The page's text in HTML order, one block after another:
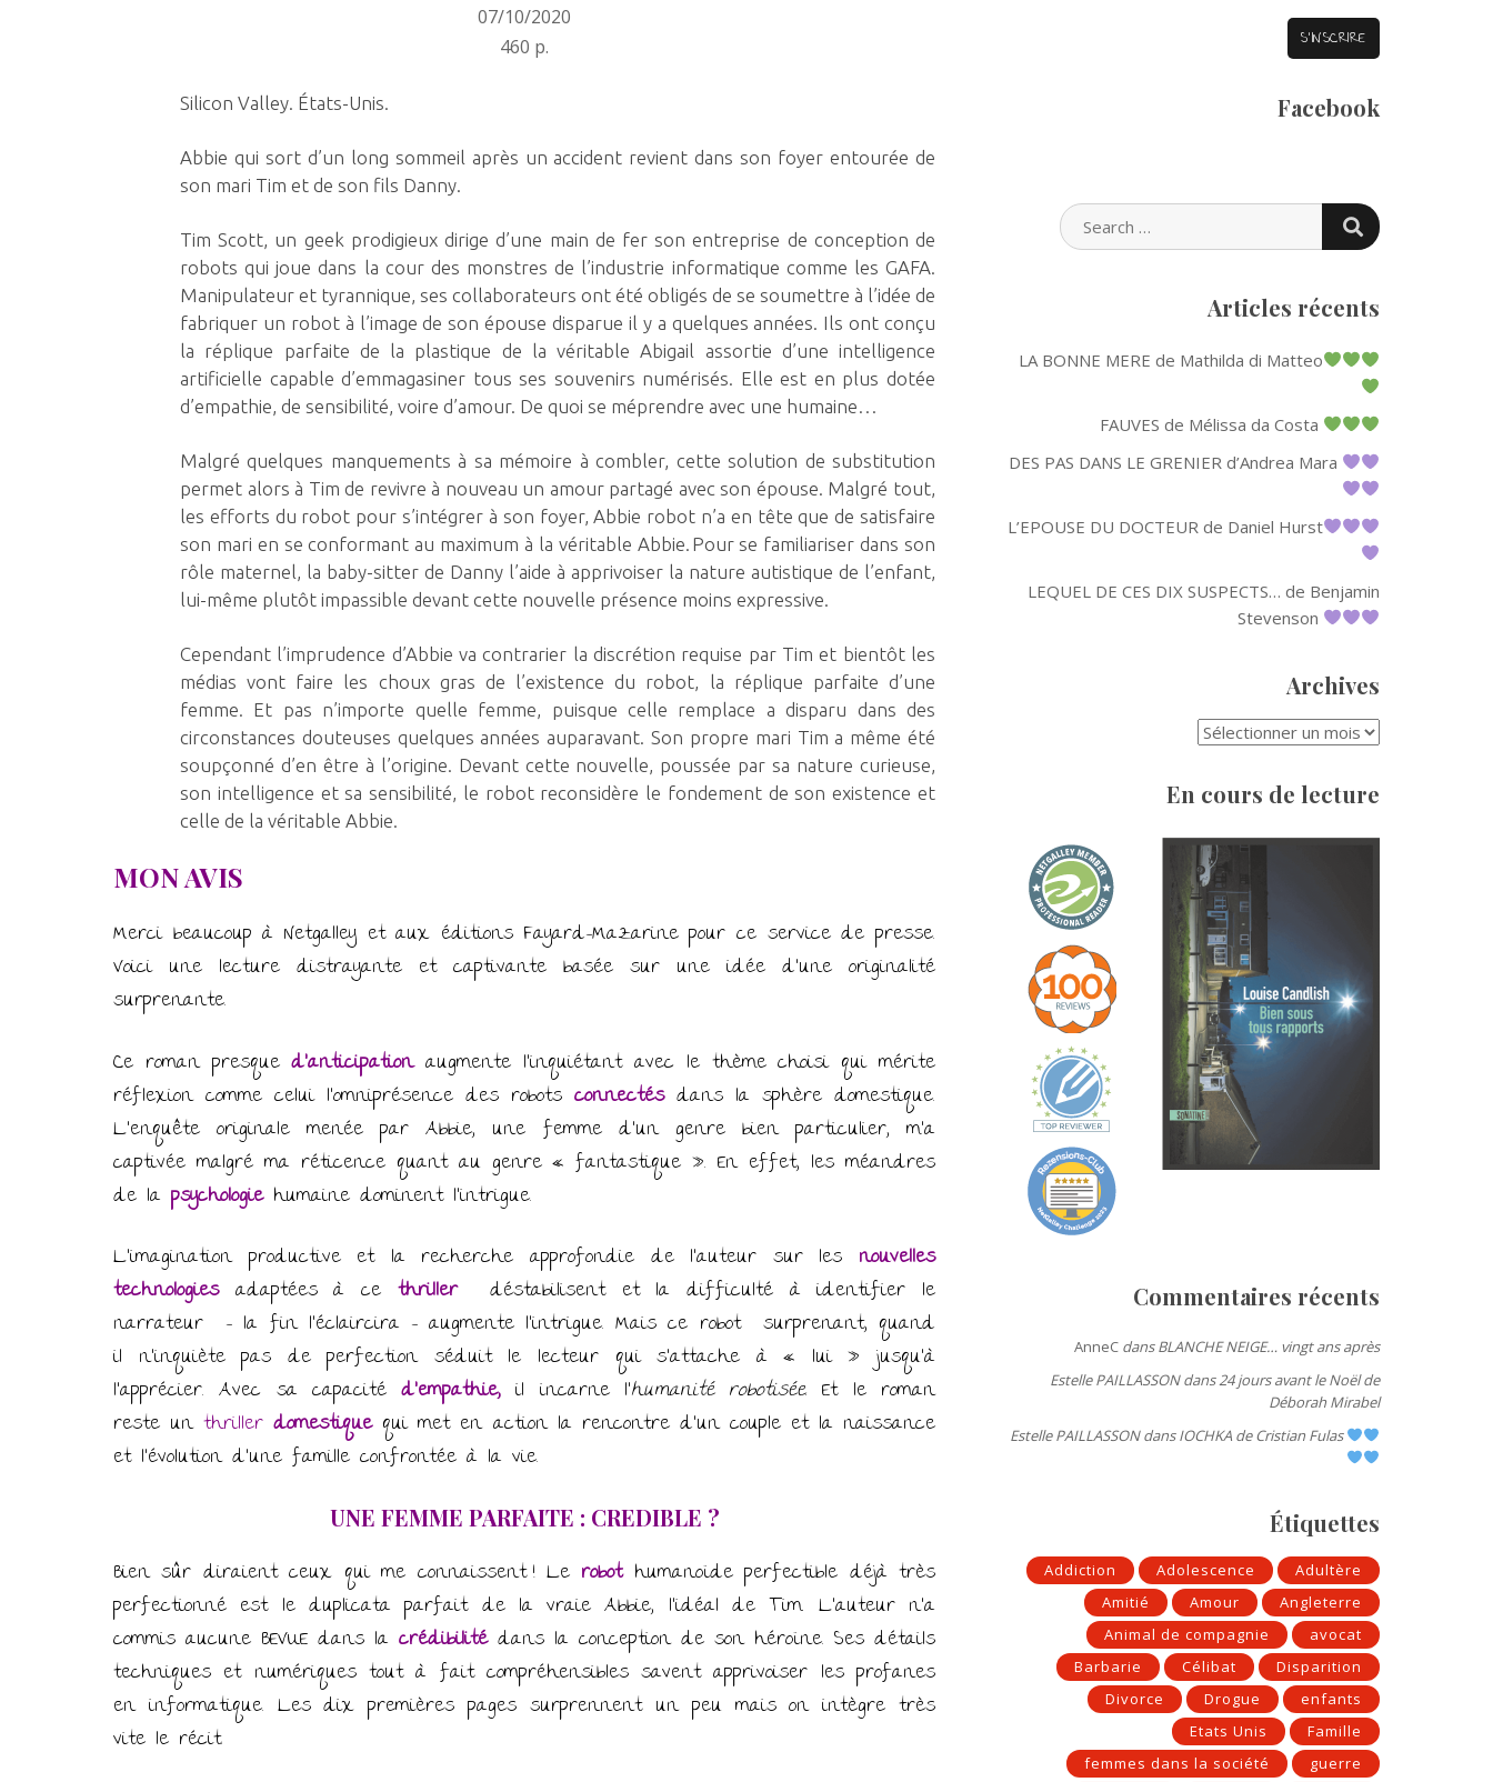
07/10/2020
460 p.
Silicon Valley. États-Unis.
Abbie qui sort d’un long sommeil après un accident revient dans son foyer entourée de
son mari Tim et de son fils Danny.
Tim Scott, un geek prodigieux dirige d’une main de fer son entreprise de conception de
robots qui joue dans la cour des monstres de l’industrie informatique comme les GAFA.
Manipulateur et tyrannique, ses collaborateurs ont été obligés de se soumettre à l’idée de
fabriquer un robot à l’image de son épouse disparue il y a quelques années. Ils ont conçu
la réplique parfaite de la plastique de la véritable Abigail assortie d’une intelligence
artificielle capable d’emmagasiner tous ses souvenirs numérisés. Elle est en plus dotée
d’empathie, de sensibilité, voire d’amour. De quoi se méprendre avec une humaine…
Malgré quelques manquements à sa mémoire à combler, cette solution de substitution
permet alors à Tim de revivre à nouveau un amour partagé avec son épouse. Malgré tout,
les efforts du robot pour s’intégrer à son foyer, Abbie robot n’a en tête que de satisfaire
son mari en se conformant au maximum à la véritable Abbie. Pour se familiariser dans son
rôle maternel, la baby-sitter de Danny l’aide à apprivoiser la nature autistique de l’enfant,
lui-même plutôt impassible devant cette nouvelle présence moins expressive.
Cependant l’imprudence d’Abbie va contrarier la discrétion requise par Tim et bientôt les
médias vont faire les choux gras de l’existence du robot, la réplique parfaite d’une
femme. Et pas n’importe quelle femme, puisque celle remplace a disparu dans des
circonstances douteuses quelques années auparavant. Son propre mari Tim a même été
soupçonné d’en être à l’origine. Devant cette nouvelle, poussée par sa nature curieuse,
son intelligence et sa sensibilité, le robot reconsidère le fondement de son existence et
celle de la véritable Abbie.
MON AVIS
Merci beaucoup à Netgalley et aux éditions Fayard-Mazarine pour ce service de presse.
Voici une lecture distrayante et captivante basée sur une idée d’une originalité
surprenante.
Ce roman presqued’anticipationaugmente l’inquiétant avec le thème choisi qui mérite
réflexion comme celui l’omniprésence des robots connectésdans la sphère domestique.
L’enquête originale menée par Abbie, une femme d’un genre bien particulier, m’a
captivée malgré ma réticence quant au genre « fantastique ». En effet, les méandres
de la psychologiehumaine dominent l’intrigue.
L’imagination productive et la recherche approfondie de l’auteur sur les nouvelles
technologies adaptées à ce thriller
déstabilisent et la difficulté à identifier le
narrateur – la fin l’éclaircira – augmente l’intrigue. Mais ce robot surprenant, quand
il n’inquiète pas de perfection séduit le lecteur qui s’attache à « lui » jusqu’à
l’apprécier. Avec sa capacitéd’empathie, il incarne l’humanité robotisée. Et le roman
reste unthriller domestiquequi met en action la rencontre d’un couple et la naissance
et l’évolution d’une famille confrontée à la vie.
UNE FEMME PARFAITE : CREDIBLE ?
Bien sûr diraient ceux qui me connaissent ! Le robothumanoïde perfectible déjà très
perfectionné est le duplicata parfait de la vraie Abbie, l’idéal de Tim. L’auteur n’a
commis aucune BEVUE dans la crédibilitédans la conception de son héroïne. Ses détails
techniques et numériques tout à fait compréhensibles savent apprivoiser les profanes
en informatique. Les dix premières pages surprennent un peu mais on intègre très
vite le récit.
Facebook
SEARCH
FOR:
SEARCH
Articles récents
LA BONNE MERE de Mathilda di Matteo
FAUVES de Mélissa da Costa
DES PAS DANS LE GRENIER d’Andrea Mara
L’EPOUSE DU DOCTEUR de Daniel Hurst
LEQUEL DE CES DIX SUSPECTS… de Benjamin
Stevenson
Archives
En cours de lecture
Commentaires récents
AnneC dansBLANCHE NEIGE… vingt ans après
Estelle PAILLASSONdans24 jours avant le Noël de
Déborah Mirabel
Estelle PAILLASSONdansIOCHKA de Cristian Fulas
Étiquettes
Addiction Adolescence
Adultère
Amitié
Amour
Angleterre
Animal de compagnie
avocat
Barbarie
Célibat
Disparition
Divorce
Drogue
enfants
Etats Unis
Famille
femmes dans la société
guerre